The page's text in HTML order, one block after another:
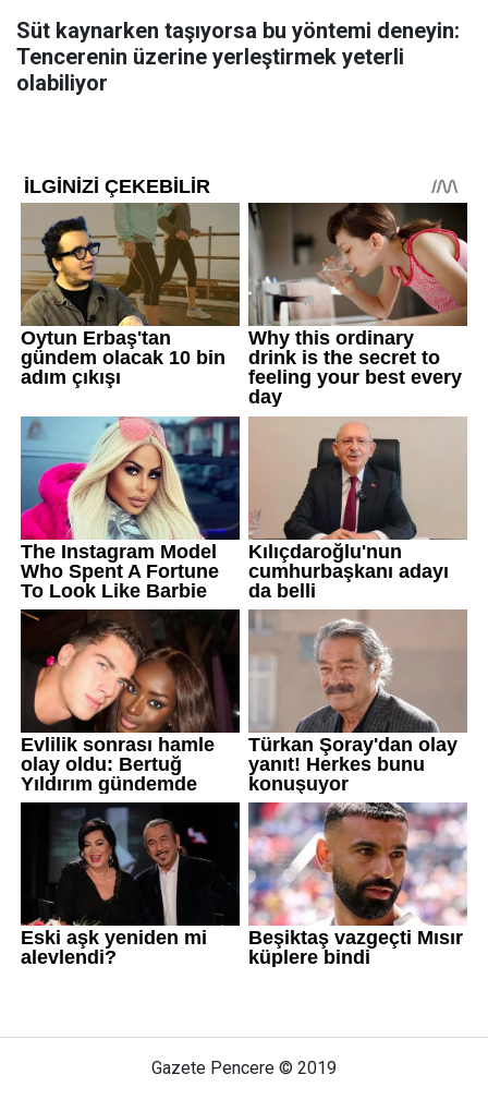
Süt kaynarken taşıyorsa bu yöntemi deneyin:
Tencerenin üzerine yerleştirmek yeterli
olabiliyor
Gazete Pencere © 2019